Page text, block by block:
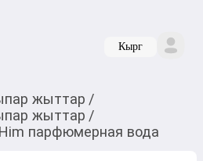
Кырг
жыттар /
жыттар /
парфюмерная вода